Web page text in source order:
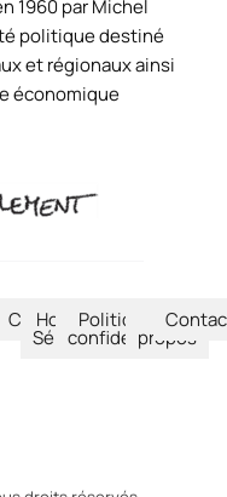
1960 par Michel
politique destiné
et régionaux ainsi
économique
CultureHors-
Séries
Politique de
confidentialité
À
propos